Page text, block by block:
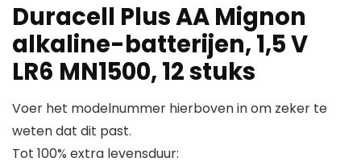
Duracell Plus AA Mignon
alkaline-batterijen, 1,5 V
LR6 MN1500, 12 stuks
Voer het modelnummer hierboven in om zeker te
weten dat dit past.
Tot 100% extra levensduur: